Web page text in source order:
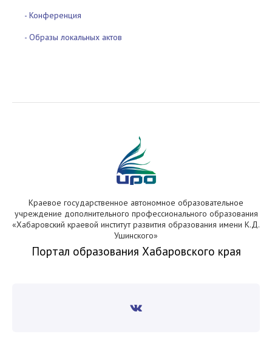
- Конференция
- Образы локальных актов
Краевое государственное автономное образовательное
учреждение дополнительного профессионального образования
«Хабаровский краевой институт развития образования имени К.Д.
Ушинского»
Портал образования Хабаровского края